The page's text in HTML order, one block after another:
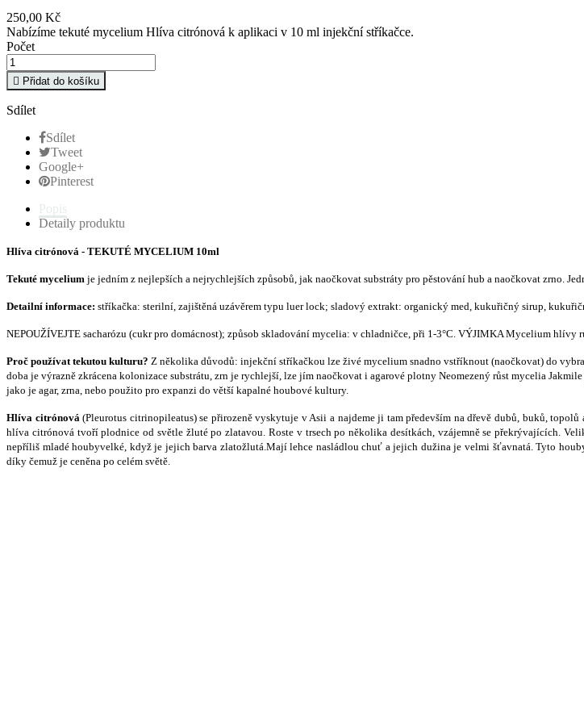
250,00 Kč
Nabízíme tekuté mycelium Hlíva citrónová k aplikaci v 10 ml injekční stříkačce.
Počet
 Přidat do košíku
Sdílet
Sdílet
Tweet
Google+
Pinterest
Popis
Detaily produktu
Hlíva citrónová - TEKUTÉ MYCELIUM 10ml
Tekuté mycelium je jedním z nejlepších a nejrychlejších způsobů, jak naočkovat substráty pro pěstování hub a naočkovat zrno.
Detailní informace: stříkačka: sterilní, zajištěná uzávěrem typu luer lock; sladový extrakt: organický med, kukuřičný sirup, kukuřič
NEPOUŽÍVEJTE sacharózu (cukr pro domácnost); způsob skladování mycelia: v chladničce, při 1-3°C. VÝJIMKA Mycelium hlívy r
Proč používat tekutou kulturu? Z několika důvodů: injekční stříkačkou lze živé mycelium snadno vstříknout (naočkovat) do
doba je výrazně zkrácena kolonizace substrátu, zrn je rychlejší, lze jím naočkovat i agarové plotny Neomezený růst mycelia
jako je agar, zrna, nebo použito pro expanzi do větší kapalné houbové kultury.
Hlíva citrónová(Pleurotus citrinopileatus) se přirozeněvyskytuje v Asii a najdeme ji tam především na dřevě dubů, buků, topolů
hlíva citrónová tvoří plodnice od světle žluté po zlatavou. Roste v trsech po několika desítkách, vzájemněse překrývajících.
nepříliš mladé houbyvelké, kdyžje jejich barva zlatožlutá.Mají lehce nasládlou chuť a jejich dužina je velmi šťavnatá. Tyto
díky čemuž je ceněna po celém světě.